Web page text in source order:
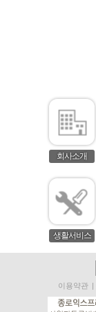
회사소개
생활서비스
이용약관 |